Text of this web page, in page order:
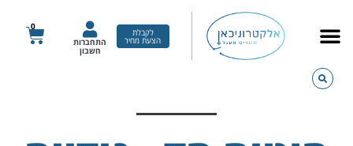
לקבלת
הצעת מחיר התחברות
חשבון
0
עגלת